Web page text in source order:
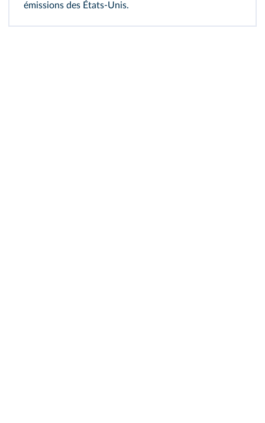
émissions des États‑Unis.